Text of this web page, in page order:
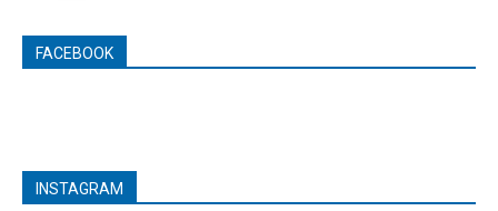
FACEBOOK
INSTAGRAM